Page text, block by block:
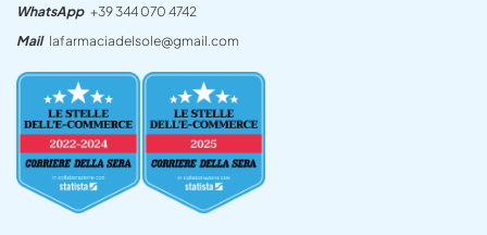
WhatsApp +39 344 070 4742
Mail lafarmaciadelsole@gmail.com